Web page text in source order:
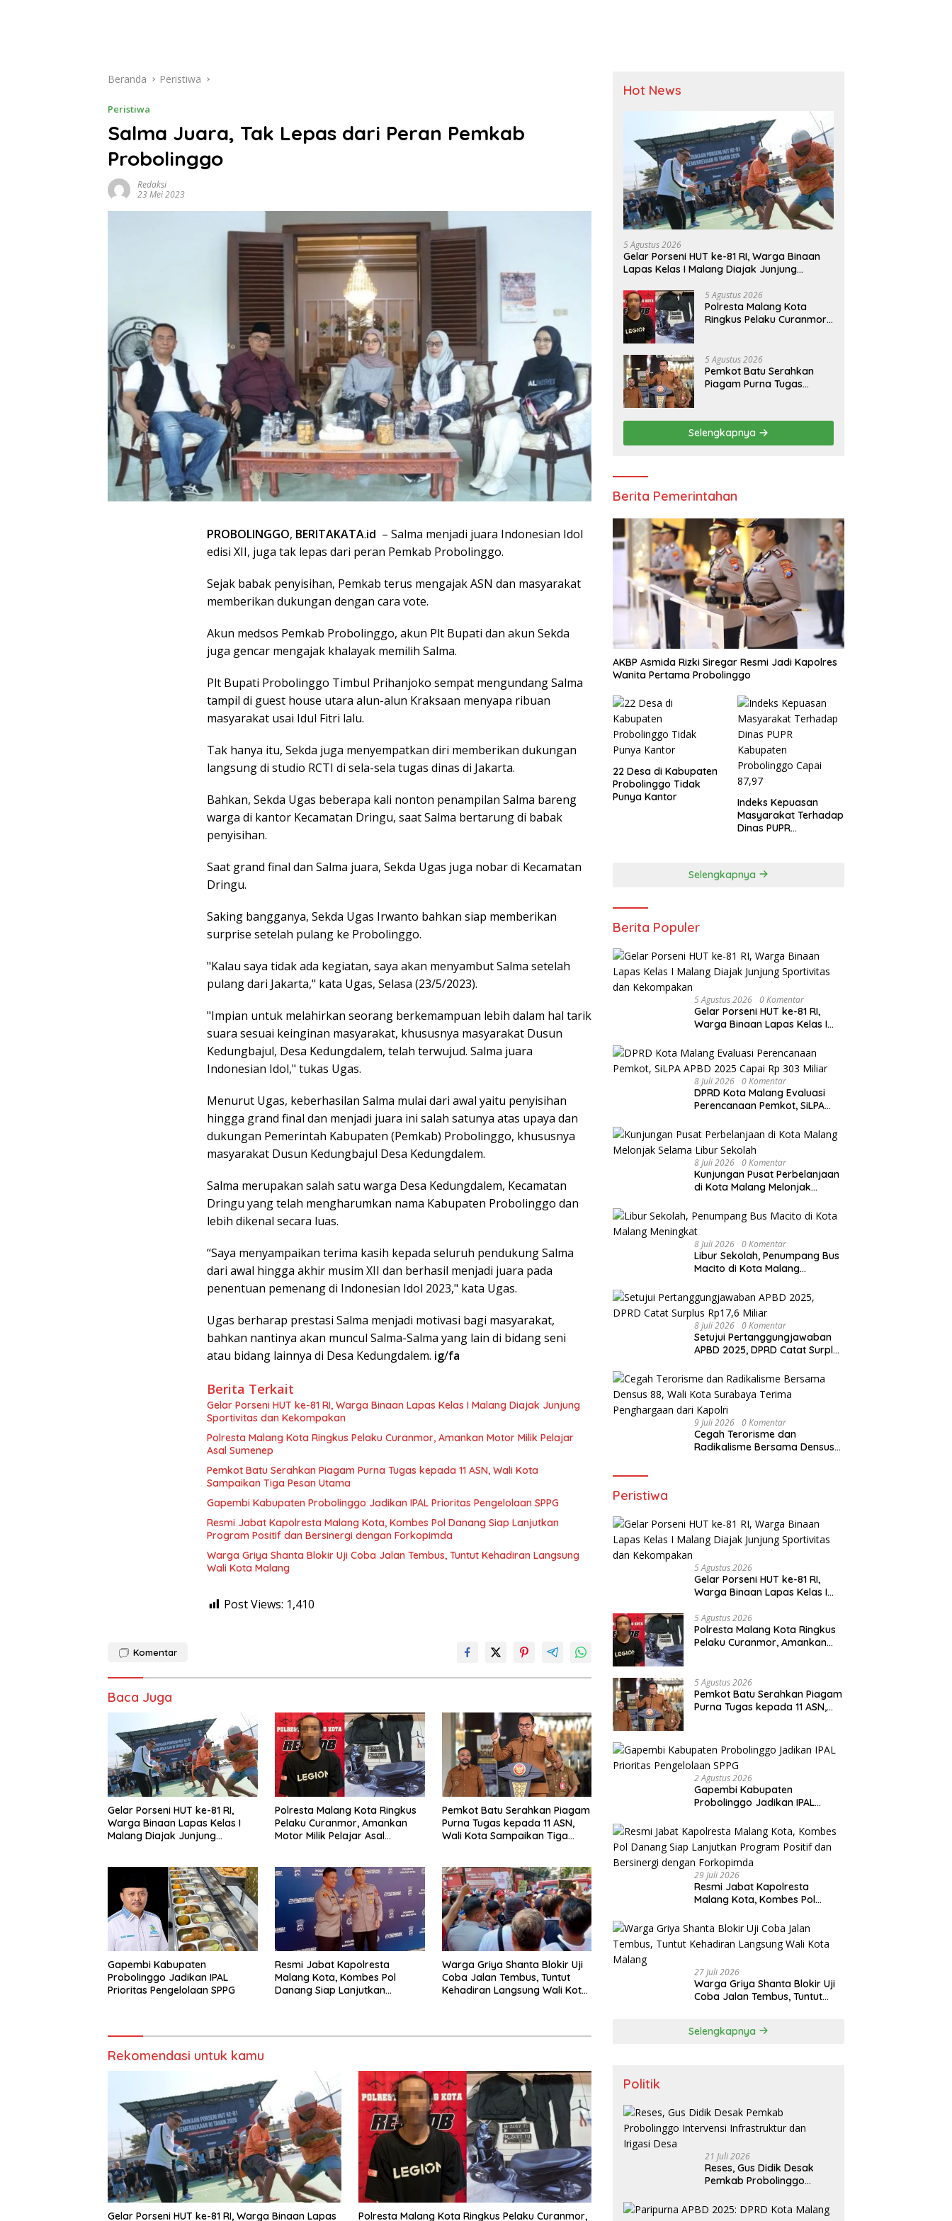
Beranda Peristiwa
Peristiwa
Salma Juara, Tak Lepas dari Peran Pemkab
Probolinggo
Redaksi
23 Mei 2023
PROBOLINGGO, BERITAKATA.id – Salma menjadi juara Indonesian Idol
edisi XII, juga tak lepas dari peran Pemkab Probolinggo.
Sejak babak penyisihan, Pemkab terus mengajak ASN dan masyarakat
memberikan dukungan dengan cara vote.
Akun medsos Pemkab Probolinggo, akun Plt Bupati dan akun Sekda
juga gencar mengajak khalayak memilih Salma.
Plt Bupati Probolinggo Timbul Prihanjoko sempat mengundang Salma
tampil di guest house utara alun-alun Kraksaan menyapa ribuan
masyarakat usai Idul Fitri lalu.
Tak hanya itu, Sekda juga menyempatkan diri memberikan dukungan
langsung di studio RCTI di sela-sela tugas dinas di Jakarta.
Bahkan, Sekda Ugas beberapa kali nonton penampilan Salma bareng
warga di kantor Kecamatan Dringu, saat Salma bertarung di babak
penyisihan.
Saat grand final dan Salma juara, Sekda Ugas juga nobar di Kecamatan
Dringu.
Saking bangganya, Sekda Ugas Irwanto bahkan siap memberikan
surprise setelah pulang ke Probolinggo.
"Kalau saya tidak ada kegiatan, saya akan menyambut Salma setelah
pulang dari Jakarta," kata Ugas, Selasa (23/5/2023).
"Impian untuk melahirkan seorang berkemampuan lebih dalam hal tarik
suara sesuai keinginan masyarakat, khususnya masyarakat Dusun
Kedungbajul, Desa Kedungdalem, telah terwujud. Salma juara
Indonesian Idol," tukas Ugas.
Menurut Ugas, keberhasilan Salma mulai dari awal yaitu penyisihan
hingga grand final dan menjadi juara ini salah satunya atas upaya dan
dukungan Pemerintah Kabupaten (Pemkab) Probolinggo, khususnya
masyarakat Dusun Kedungbajul Desa Kedungdalem.
Salma merupakan salah satu warga Desa Kedungdalem, Kecamatan
Dringu yang telah mengharumkan nama Kabupaten Probolinggo dan
lebih dikenal secara luas.
“Saya menyampaikan terima kasih kepada seluruh pendukung Salma
dari awal hingga akhir musim XII dan berhasil menjadi juara pada
penentuan pemenang di Indonesian Idol 2023," kata Ugas.
Ugas berharap prestasi Salma menjadi motivasi bagi masyarakat,
bahkan nantinya akan muncul Salma-Salma yang lain di bidang seni
atau bidang lainnya di Desa Kedungdalem. ig/fa
Berita Terkait
Gelar Porseni HUT ke-81 RI, Warga Binaan Lapas Kelas I Malang Diajak Junjung
Sportivitas dan Kekompakan
Polresta Malang Kota Ringkus Pelaku Curanmor, Amankan Motor Milik Pelajar
Asal Sumenep
Pemkot Batu Serahkan Piagam Purna Tugas kepada 11 ASN, Wali Kota
Sampaikan Tiga Pesan Utama
Gapembi Kabupaten Probolinggo Jadikan IPAL Prioritas Pengelolaan SPPG
Resmi Jabat Kapolresta Malang Kota, Kombes Pol Danang Siap Lanjutkan
Program Positif dan Bersinergi dengan Forkopimda
Warga Griya Shanta Blokir Uji Coba Jalan Tembus, Tuntut Kehadiran Langsung
Wali Kota Malang
Post Views: 1,410
Komentar
Baca Juga
Gelar Porseni HUT ke-81 RI,
Warga Binaan Lapas Kelas I
Malang Diajak Junjung
Polresta Malang Kota Ringkus
Pelaku Curanmor, Amankan
Motor Milik Pelajar Asal
Pemkot Batu Serahkan Piagam
Purna Tugas kepada 11 ASN,
Wali Kota Sampaikan Tiga
Gapembi Kabupaten
Probolinggo Jadikan IPAL
Prioritas Pengelolaan SPPG
Resmi Jabat Kapolresta
Malang Kota, Kombes Pol
Danang Siap Lanjutkan
Warga Griya Shanta Blokir Uji
Coba Jalan Tembus, Tuntut
Kehadiran Langsung Wali Kota
Rekomendasi untuk kamu
Gelar Porseni HUT ke-81 RI, Warga Binaan Lapas Polresta Malang Kota Ringkus Pelaku Curanmor,
Hot News
5 Agustus 2026
Gelar Porseni HUT ke-81 RI, Warga Binaan
Lapas Kelas I Malang Diajak Junjung
5 Agustus 2026
Polresta Malang Kota
Ringkus Pelaku Curanmor,
5 Agustus 2026
Pemkot Batu Serahkan
Piagam Purna Tugas
Utama
Selengkapnya
Berita Pemerintahan
AKBP Asmida Rizki Siregar Resmi Jadi Kapolres
Wanita Pertama Probolinggo
22 Desa di Kabupaten
Probolinggo Tidak
Punya Kantor
Indeks Kepuasan
Masyarakat Terhadap
Dinas PUPR
Selengkapnya
Berita Populer
5 Agustus 2026 0 Komentar
Gelar Porseni HUT ke-81 RI,
Warga Binaan Lapas Kelas I
Sportivitas dan Kekompakan
8 Juli 2026 0 Komentar
DPRD Kota Malang Evaluasi
Perencanaan Pemkot, SiLPA
8 Juli 2026 0 Komentar
Kunjungan Pusat Perbelanjaan
di Kota Malang Melonjak
8 Juli 2026 0 Komentar
Libur Sekolah, Penumpang Bus
Macito di Kota Malang
8 Juli 2026 0 Komentar
Setujui Pertanggungjawaban
APBD 2025, DPRD Catat Surplus
9 Juli 2026 0 Komentar
Cegah Terorisme dan
Radikalisme Bersama Densus
Peristiwa
5 Agustus 2026
Gelar Porseni HUT ke-81 RI,
Warga Binaan Lapas Kelas I
Sportivitas dan Kekompakan
5 Agustus 2026
Polresta Malang Kota Ringkus
Pelaku Curanmor, Amankan
5 Agustus 2026
Pemkot Batu Serahkan Piagam
Purna Tugas kepada 11 ASN,
2 Agustus 2026
Gapembi Kabupaten
Probolinggo Jadikan IPAL
29 Juli 2026
Resmi Jabat Kapolresta
Malang Kota, Kombes Pol
Program Positif dan Bersinergi
dengan Forkopimda
27 Juli 2026
Warga Griya Shanta Blokir Uji
Coba Jalan Tembus, Tuntut
Selengkapnya
Politik
21 Juli 2026
Reses, Gus Didik Desak
Pemkab Probolinggo
dan Irigasi Desa